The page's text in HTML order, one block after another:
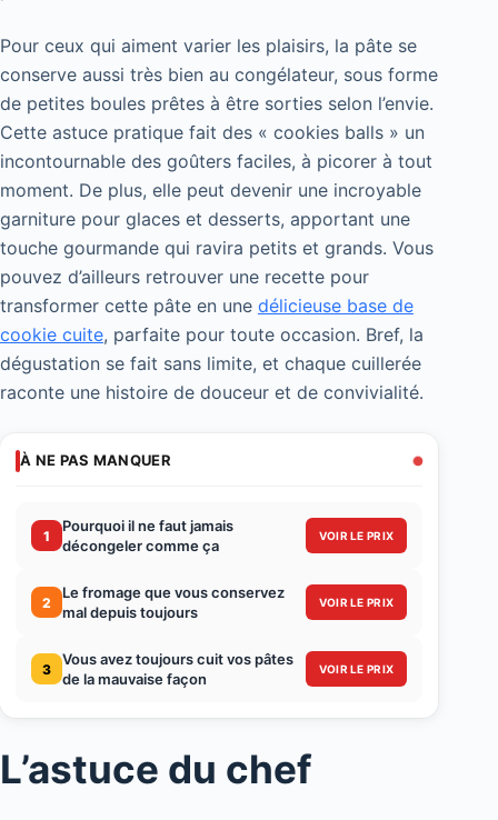
Pour ceux qui aiment varier les plaisirs, la pâte se
conserve aussi très bien au congélateur, sous forme
de petites boules prêtes à être sorties selon l’envie.
Cette astuce pratique fait des « cookies balls » un
incontournable des goûters faciles, à picorer à tout
moment. De plus, elle peut devenir une incroyable
garniture pour glaces et desserts, apportant une
touche gourmande qui ravira petits et grands. Vous
pouvez d’ailleurs retrouver une recette pour
transformer cette pâte en une délicieuse base de
cookie cuite, parfaite pour toute occasion. Bref, la
dégustation se fait sans limite, et chaque cuillerée
raconte une histoire de douceur et de convivialité.
À NE PAS MANQUER
1
Pourquoi il ne faut jamais
décongeler comme ça
VOIR LE PRIX
2
Le fromage que vous conservez
mal depuis toujours
VOIR LE PRIX
3
Vous avez toujours cuit vos pâtes
de la mauvaise façon
VOIR LE PRIX
L’astuce du chef